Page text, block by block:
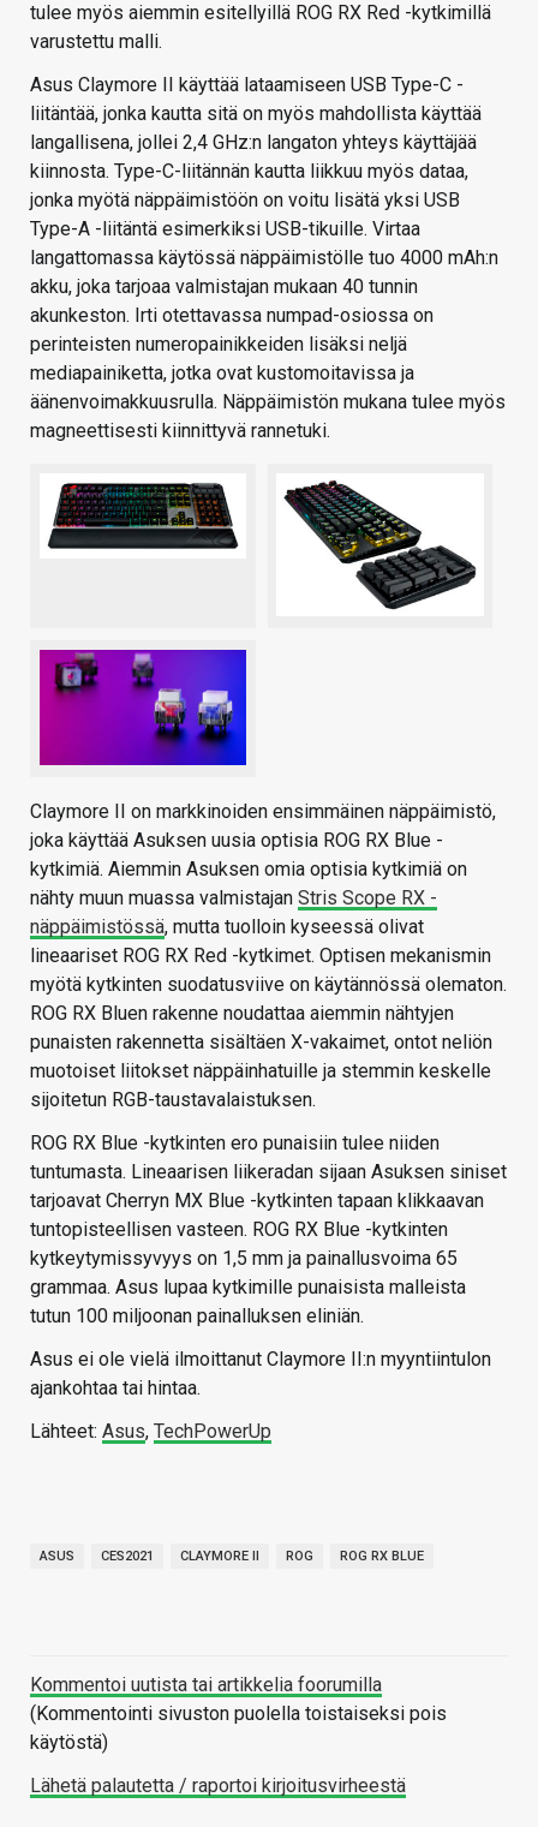
tulee myös aiemmin esitellyillä ROG RX Red -kytkimillä
varustettu malli.
Asus Claymore II käyttää lataamiseen USB Type-C -
liitäntää, jonka kautta sitä on myös mahdollista käyttää
langallisena, jollei 2,4 GHz:n langaton yhteys käyttäjää
kiinnosta. Type-C-liitännän kautta liikkuu myös dataa,
jonka myötä näppäimistöön on voitu lisätä yksi USB
Type-A -liitäntä esimerkiksi USB-tikuille. Virtaa
langattomassa käytössä näppäimistölle tuo 4000 mAh:n
akku, joka tarjoaa valmistajan mukaan 40 tunnin
akunkeston. Irti otettavassa numpad-osiossa on
perinteisten numeropainikkeiden lisäksi neljä
mediapainiketta, jotka ovat kustomoitavissa ja
äänenvoimakkuusrulla. Näppäimistön mukana tulee myös
magneettisesti kiinnittyvä rannetuki.
Claymore II on markkinoiden ensimmäinen näppäimistö,
joka käyttää Asuksen uusia optisia ROG RX Blue -
kytkimiä. Aiemmin Asuksen omia optisia kytkimiä on
nähty muun muassa valmistajan Stris Scope RX -
näppäimistössä, mutta tuolloin kyseessä olivat
lineaariset ROG RX Red -kytkimet. Optisen mekanismin
myötä kytkinten suodatusviive on käytännössä olematon.
ROG RX Bluen rakenne noudattaa aiemmin nähtyjen
punaisten rakennetta sisältäen X-vakaimet, ontot neliön
muotoiset liitokset näppäinhatuille ja stemmin keskelle
sijoitetun RGB-taustavalaistuksen.
ROG RX Blue -kytkinten ero punaisiin tulee niiden
tuntumasta. Lineaarisen liikeradan sijaan Asuksen siniset
tarjoavat Cherryn MX Blue -kytkinten tapaan klikkaavan
tuntopisteellisen vasteen. ROG RX Blue -kytkinten
kytkeytymissyvyys on 1,5 mm ja painallusvoima 65
grammaa. Asus lupaa kytkimille punaisista malleista
tutun 100 miljoonan painalluksen eliniän.
Asus ei ole vielä ilmoittanut Claymore II:n myyntiintulon
ajankohtaa tai hintaa.
Lähteet: Asus, TechPowerUp
ASUS CES2021 CLAYMORE II ROG ROG RX BLUE
Kommentoi uutista tai artikkelia foorumilla
(Kommentointi sivuston puolella toistaiseksi pois
käytöstä)
Lähetä palautetta / raportoi kirjoitusvirheestä